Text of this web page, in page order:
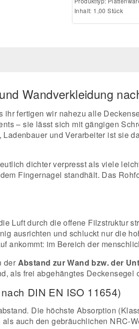
Inhalt: 1,00 Stück
Wandverkleidung
fertigen wir nahezu alle
– sie lässt sich mit gängigen
und Verarbeiter ist sie
dichter verpresst als viele
Fingernagel standhält. Das
Luft durch die offene Filzstruktur
ausrichten und schluckt nur die
ankommt: im Bereich der
der Abstand zur Wand bzw. der
als frei abgehängtes Deckensegel
DIN EN ISO 11654)
Die höchste Absorption
als auch den gebräuchlichen NRC-